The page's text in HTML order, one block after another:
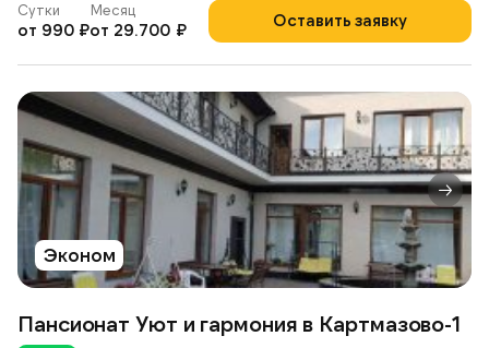
Оставить заявку
Сутки
от 990 ₽
Месяц
от 29.700 ₽
Эконом
Пансионат Уют и гармония в Картмазово-1